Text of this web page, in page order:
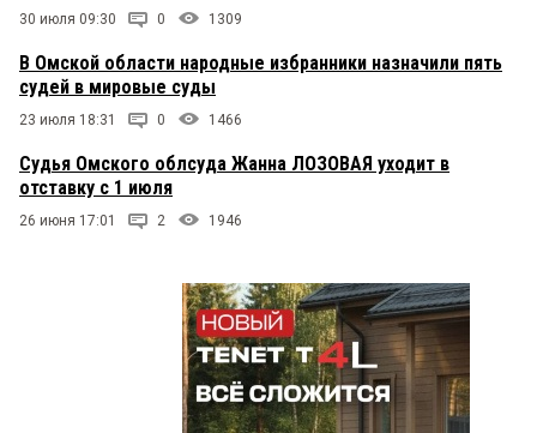
30 июля 09:30 0 1309
В Омской области народные избранники назначили пять
судей в мировые суды
23 июля 18:31 0 1466
Судья Омского облсуда Жанна ЛОЗОВАЯ уходит в
отставку с 1 июля
26 июня 17:01 2 1946